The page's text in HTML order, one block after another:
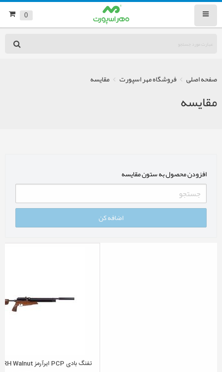
0
صفحه اصلی فروشگاه مهر اسپورت مقایسه
مقایسه
افزودن محصول به ستون مقایسه
اضافه کن
تفنگ بادی PCP ایرآرمز S510 TDR RH Walnut